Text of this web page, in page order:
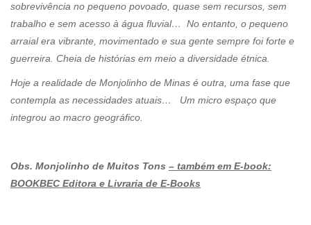
sobrevivência no pequeno povoado, quase sem recursos, sem
trabalho e sem acesso à água fluvial… No entanto, o pequeno
arraial era vibrante, movimentado e sua gente sempre foi forte e
guerreira. Cheia de histórias em meio a diversidade étnica.
Hoje a realidade de Monjolinho de Minas é outra, uma fase que
contempla as necessidades atuais… Um micro espaço que
integrou ao macro geográfico.
Obs. Monjolinho de Muitos Tons – também em E-book:
BOOKBEC Editora e Livraria de E-Books